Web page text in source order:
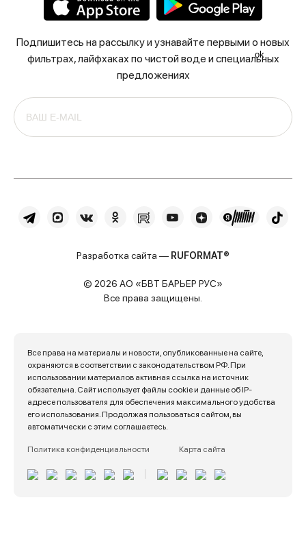
Подпишитесь на рассылку и узнавайте первыми о новых
фильтрах, лайфхаках по чистой воде и специальных
предложениях
ok
Разработка сайта — RUFORMAT®
© 2026 АО «БВТ БАРЬЕР РУС»
Все права защищены.
Все права на материалы и новости, опубликованные на сайте,
охраняются в соответствии с законодательством РФ. При
использовании материалов активная ссылка на источник
обязательна. Сайт использует файлы cookie и данные об IP-
адресе пользователя для обеспечения максимального удобства
его использования. Продолжая пользоваться сайтом, вы
автоматически с этим соглашаетесь.
Политика конфиденциальности Карта сайта